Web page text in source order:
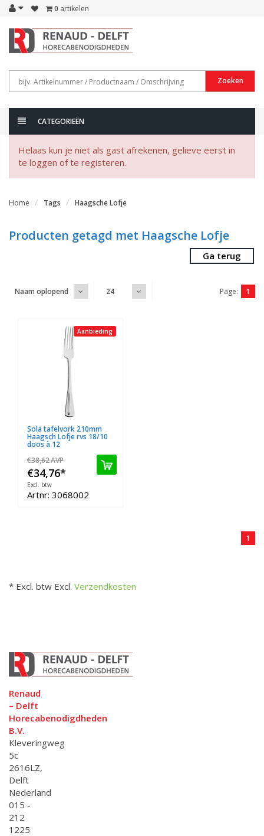
0 artikelen
Zoeken
CATEGORIEËN
Helaas kun je niet als gast afrekenen, gelieve eerst in
te loggen of te registeren.
Home Tags Haagsche Lofje
Producten getagd met Haagsche Lofje
Ga terug
Naam oplopend 24 Page: 1
Aanbieding
Sola tafelvork 210mm
Haagsch Lofje rvs 18/10
doos à 12
€38,62AVP
€34,76*
Excl. btw
Artnr: 3068002
1
* Excl. btw Excl. Verzendkosten
Renaud
– Delft
Horecabenodigdheden
B.V.
Kleveringweg
5c
2616LZ,
Delft
Nederland
015 -
212
1225